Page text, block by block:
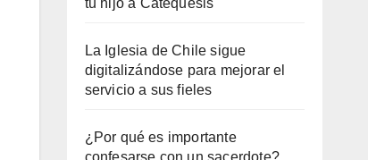
tu hijo a Catequesis
La Iglesia de Chile sigue
digitalizándose para mejorar el
servicio a sus fieles
¿Por qué es importante
confesarse con un sacerdote?